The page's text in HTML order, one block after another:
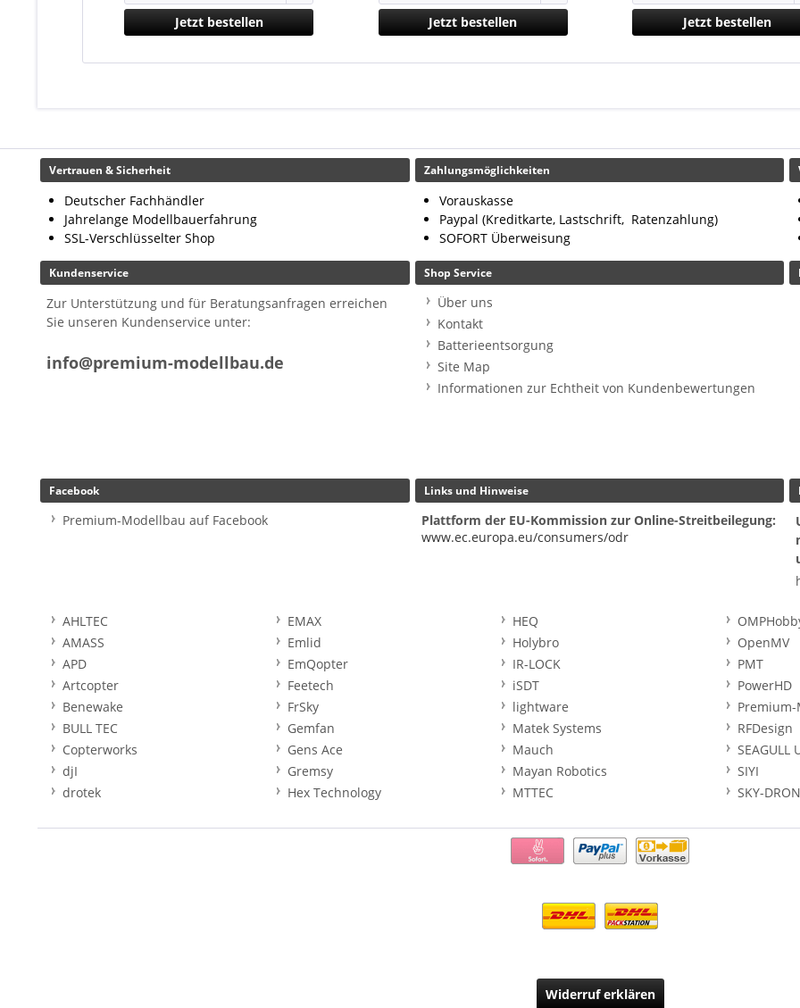
Jetzt bestellen Jetzt bestellen Jetzt bestellen
Vertrauen & Sicherheit
Deutscher Fachhändler
Jahrelange Modellbauerfahrung
SSL-Verschlüsselter Shop
Zahlungsmöglichkeiten
Vorauskasse
Paypal (Kreditkarte, Lastschrift, Ratenzahlung)
SOFORT Überweisung
Kundenservice
Zur Unterstützung und für Beratungsanfragen erreichen
Sie unseren Kundenservice unter:
info@premium-modellbau.de
Shop Service
Über uns
Kontakt
Batterieentsorgung
Site Map
Informationen zur Echtheit von Kundenbewertungen
Facebook
Premium-Modellbau auf Facebook
Links und Hinweise
Plattform der EU-Kommission zur Online-Streitbeilegung:
www.ec.europa.eu/consumers/odr
AHLTEC
AMASS
APD
Artcopter
Benewake
BULL TEC
Copterworks
djI
drotek
EMAX
Emlid
EmQopter
Feetech
FrSky
Gemfan
Gens Ace
Gremsy
Hex Technology
HEQ
Holybro
IR-LOCK
iSDT
lightware
Matek Systems
Mauch
Mayan Robotics
MTTEC
OpenMV
PMT
PowerHD
RFDesign
SEAGULL
SIYI
SKY-
Widerruf erklären